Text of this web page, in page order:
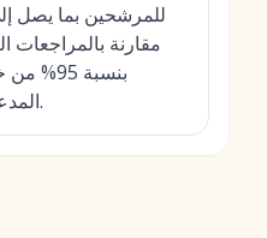
مقارنة بالمراجعات
بنسبة
المدعومة بالذكاء الاصطناعي.